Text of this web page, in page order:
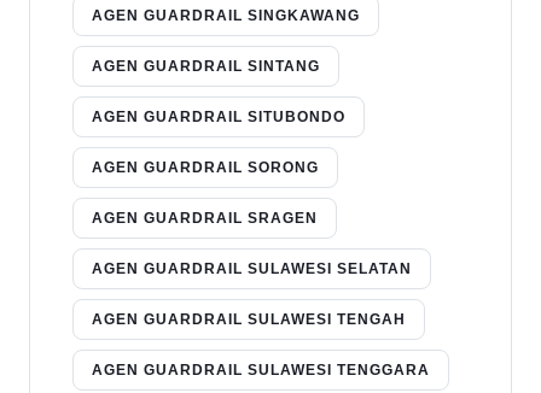
AGEN GUARDRAIL SINGKAWANG
AGEN GUARDRAIL SINTANG
AGEN GUARDRAIL SITUBONDO
AGEN GUARDRAIL SORONG
AGEN GUARDRAIL SRAGEN
AGEN GUARDRAIL SULAWESI SELATAN
AGEN GUARDRAIL SULAWESI TENGAH
AGEN GUARDRAIL SULAWESI TENGGARA